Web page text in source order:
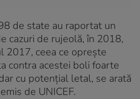
de state au raportat un
cazuri de rujeolă, în 2018,
2017, ceea ce oprește
contra acestei boli foarte
cu potenţial letal, se arată
de UNICEF.